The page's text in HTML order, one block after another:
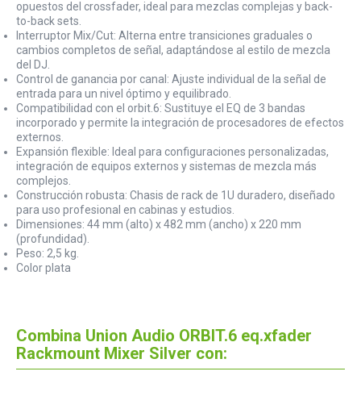
opuestos del crossfader, ideal para mezclas complejas y back-
to-back sets.
Interruptor Mix/Cut: Alterna entre transiciones graduales o
cambios completos de señal, adaptándose al estilo de mezcla
del DJ.
Control de ganancia por canal: Ajuste individual de la señal de
entrada para un nivel óptimo y equilibrado.
Compatibilidad con el orbit.6: Sustituye el EQ de 3 bandas
incorporado y permite la integración de procesadores de efectos
externos.
Expansión flexible: Ideal para configuraciones personalizadas,
integración de equipos externos y sistemas de mezcla más
complejos.
Construcción robusta: Chasis de rack de 1U duradero, diseñado
para uso profesional en cabinas y estudios.
Dimensiones: 44 mm (alto) x 482 mm (ancho) x 220 mm
(profundidad).
Peso: 2,5 kg.
Color plata
Combina Union Audio ORBIT.6 eq.xfader
Rackmount Mixer Silver con: